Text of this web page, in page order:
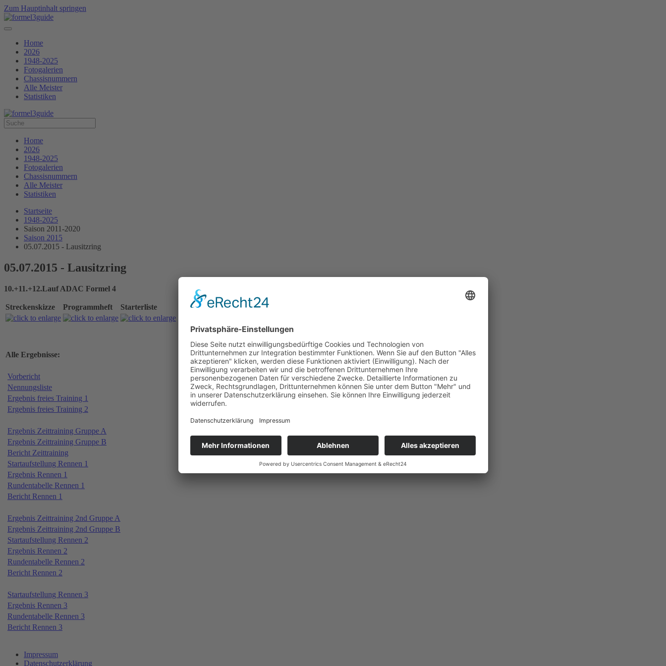
Zum Hauptinhalt springen
Home
2026
1948-2025
Fotogalerien
Chassisnummern
Alle Meister
Statistiken
Home
2026
1948-2025
Fotogalerien
Chassisnummern
Alle Meister
Statistiken
Startseite
1948-2025
Saison 2011-2020
Saison 2015
05.07.2015 - Lausitzring
05.07.2015 - Lausitzring
10.+11.+12.Lauf ADAC Formel 4
Streckenskizze Programmheft Starterliste
Alle Ergebnisse:
Vorbericht
Nennungsliste
Ergebnis freies Training 1
Ergebnis freies Training 2
Ergebnis Zeittraining Gruppe A
Ergebnis Zeittraining Gruppe B
Bericht Zeittraining
Startaufstellung Rennen 1
Ergebnis Rennen 1
Rundentabelle Rennen 1
Bericht Rennen 1
Ergebnis Zeittraining 2nd Gruppe A
Ergebnis Zeittraining 2nd Gruppe B
Startaufstellung Rennen 2
Ergebnis Rennen 2
Rundentabelle Rennen 2
Bericht Rennen 2
Startaufstellung Rennen 3
Ergebnis Rennen 3
Rundentabelle Rennen 3
Bericht Rennen 3
Impressum
Datenschutzerklärung